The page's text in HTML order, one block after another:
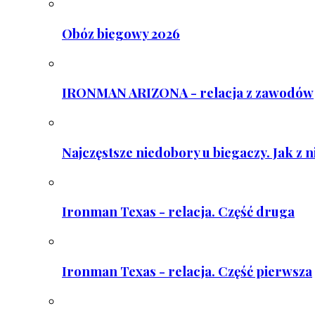
Obóz biegowy 2026
IRONMAN ARIZONA - relacja z zawodów
Najczęstsze niedobory u biegaczy. Jak z
Ironman Texas - relacja. Część druga
Ironman Texas - relacja. Część pierwsza